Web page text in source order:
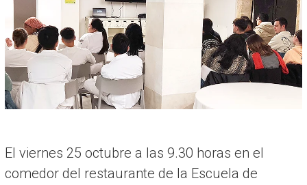
R
I
A
El viernes 25 octubre a las 9.30 horas en el
comedor del restaurante de la Escuela de